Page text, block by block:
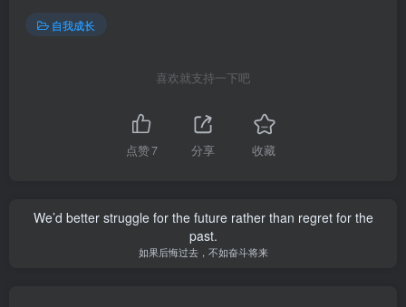
自我成长
喜欢就支持一下吧
点赞7 分享 收藏
We’d better struggle for the future rather than regret for the
past.
如果后悔过去，不如奋斗将来